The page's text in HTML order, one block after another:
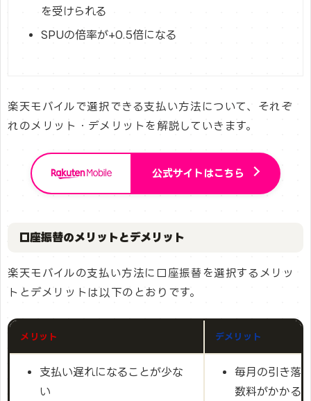
を受けられる
SPUの倍率が+0.5倍になる
楽天モバイルで選択できる支払い方法について、それぞ
れのメリット・デメリットを解説していきます。
公式サイトはこちら
口座振替のメリットとデメリット
楽天モバイルの支払い方法に口座振替を選択するメリッ
トとデメリットは以下のとおりです。
メリット デメリット
支払い遅れになることが少な
い
毎月の引き落
数料がかかる